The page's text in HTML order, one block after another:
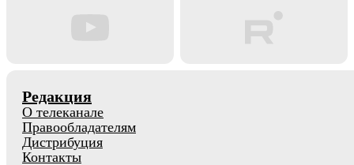
Редакция
О телеканале
Правообладателям
Дистрибуция
Контакты